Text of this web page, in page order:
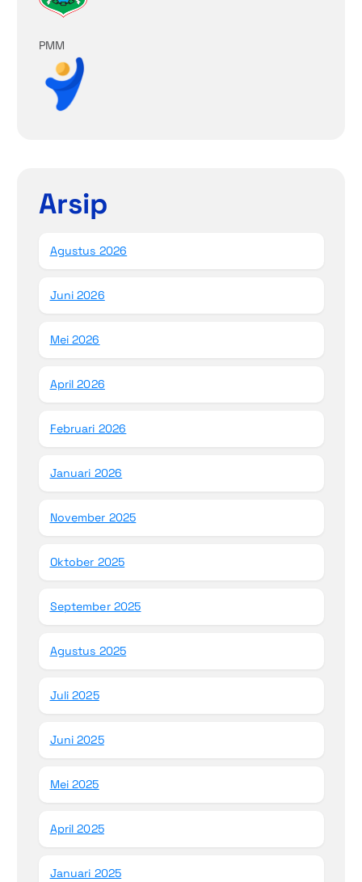
PMM
Arsip
Agustus 2026
Juni 2026
Mei 2026
April 2026
Februari 2026
Januari 2026
November 2025
Oktober 2025
September 2025
Agustus 2025
Juli 2025
Juni 2025
Mei 2025
April 2025
Januari 2025